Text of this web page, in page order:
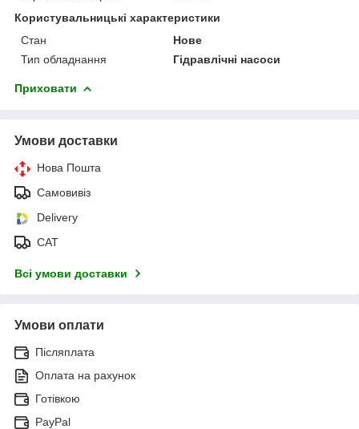
Користувальницькі характеристики
Стан
Нове
Тип обладнання
Гідравлічні насоси
Приховати
Умови доставки
Нова Пошта
Самовивіз
Delivery
САТ
Всі умови доставки
Умови оплати
Післяплата
Оплата на рахунок
Готівкою
PayPal